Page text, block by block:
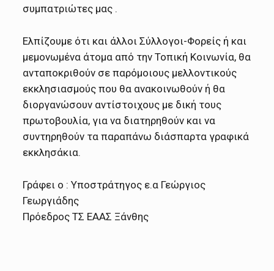
συμπατριώτες μας .
Ελπίζουμε ότι και άλλοι Σύλλογοι-Φορείς ή και
μεμονωμένα άτομα από την Τοπική Κοινωνία, θα
ανταποκριθούν σε παρόμοιους μελλοντικούς
εκκλησιασμούς που θα ανακοινωθούν ή θα
διοργανώσουν αντίστοιχους με δική τους
πρωτοβουλία, για να διατηρηθούν και να
συντηρηθούν τα παραπάνω διάσπαρτα γραφικά
εκκλησάκια.
Γράφει ο : Υποστράτηγος ε.α Γεώργιος
Γεωργιάδης
Πρόεδρος ΤΣ ΕΑΑΣ Ξάνθης